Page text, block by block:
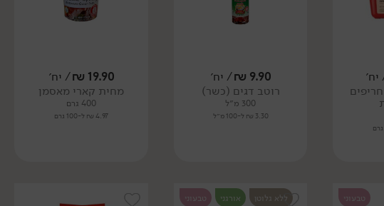
9.90
₪/ יח׳
רוטב דגים (כשר)
300 מ״ל
3.30 ₪ ל-100 מ״ל
19.90
₪/ יח׳
מחית קארי מאסמן
400 גרם
4.97 ₪ ל-100 גרם
טבעוני ללא גלוטן אורגני טבעוני